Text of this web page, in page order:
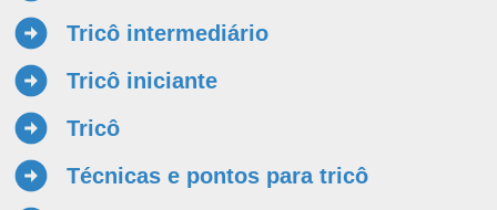
Tricô intermediário
Tricô iniciante
Tricô
Técnicas e pontos para tricô